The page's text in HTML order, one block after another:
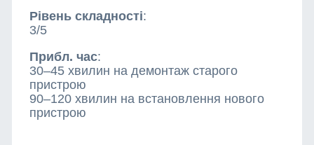
Рівень складності:
3/5
Прибл. час:
30–45 хвилин на демонтаж старого
пристрою
90–120 хвилин на встановлення нового
пристрою